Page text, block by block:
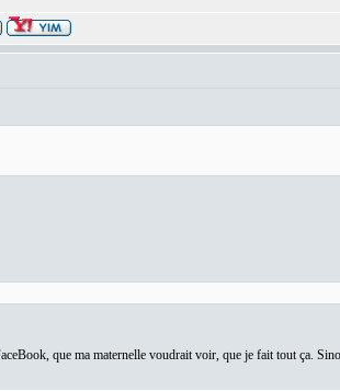
que ma maternelle voudrait voir, que je fait tout ça.